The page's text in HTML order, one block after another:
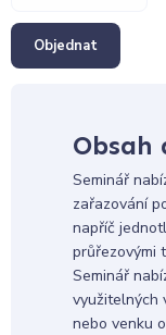
Objednat
Obsah
Seminář
zařazování
napříč
průřezovými
Seminář
využitelných
nebo venku